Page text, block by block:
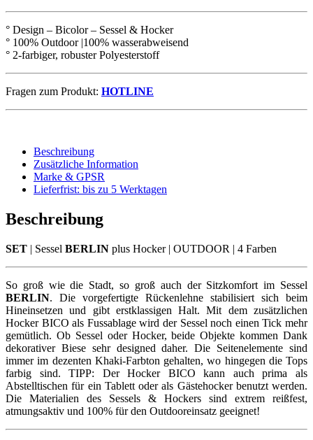
° Design – Bicolor – Sessel & Hocker
° 100% Outdoor |100% wasserabweisend
° 2-farbiger, robuster Polyesterstoff
Fragen zum Produkt: HOTLINE
Beschreibung
Zusätzliche Information
Marke & GPSR
Lieferfrist: bis zu 5 Werktagen
Beschreibung
SET | Sessel BERLIN plus Hocker | OUTDOOR | 4 Farben
So groß wie die Stadt, so groß auch der Sitzkomfort im Sessel
BERLIN. Die vorgefertigte Rückenlehne stabilisiert sich beim
Hineinsetzen und gibt erstklassigen Halt. Mit dem zusätzlichen
Hocker BICO als Fussablage wird der Sessel noch einen Tick mehr
gemütlich. Ob Sessel oder Hocker, beide Objekte kommen Dank
dekorativer Biese sehr designed daher. Die Seitenelemente sind
immer im dezenten Khaki-Farbton gehalten, wo hingegen die Tops
farbig sind. TIPP: Der Hocker BICO kann auch prima als
Abstelltischen für ein Tablett oder als Gästehocker benutzt werden.
Die Materialien des Sessels & Hockers sind extrem reißfest,
atmungsaktiv und 100% für den Outdooreinsatz geeignet!